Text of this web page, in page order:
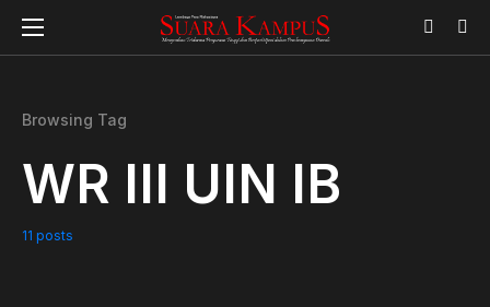
Browsing Tag
WR III UIN IB
11 posts